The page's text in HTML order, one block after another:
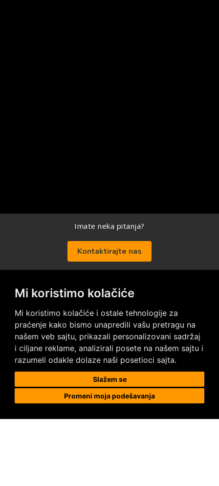
Mi koristimo kolačiće
Mi koristimo kolačiće i ostale tehnologije za
praćenje kako bismo unapredili vašu pretragu na
našem veb sajtu, prikazali personalizovani sadržaj
i ciljane reklame, analizirali posete na našem sajtu i
razumeli odakle dolaze naši posetioci sajta.
Slažem se
Promeni moja podešavanja
Imate neka pitanja?
Kontaktirajte nas
Posetite nas na društvenim mrežama
Prodaja i ugradnja podnih obloga
Megapod d.o.o.